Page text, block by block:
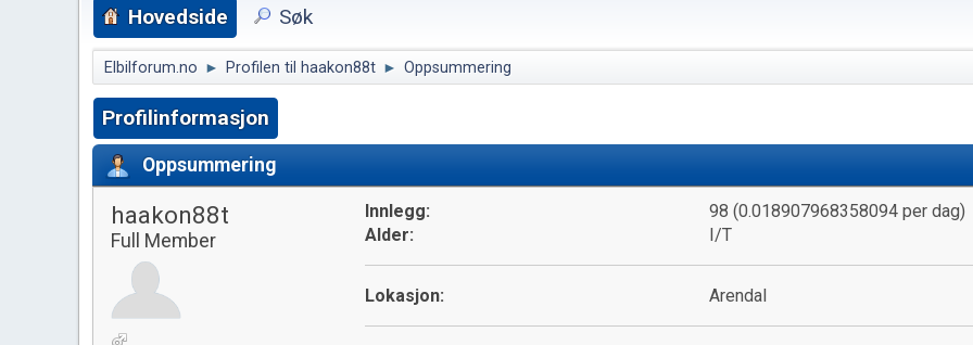
Hovedside Søk
Elbilforum.no ► Profilen til haakon88t ► Oppsummering
Profilinformasjon
Oppsummering
haakon88t
Full Member
Innlegg:
98 (0.018907968358094 per dag)
Alder:
I/T
Lokasjon: Arendal